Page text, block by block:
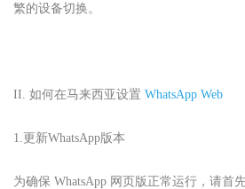
繁的设备切换。
II. 如何在马来西亚设置 WhatsApp Web
1.更新WhatsApp版本
为确保 WhatsApp 网页版正常运行，请首